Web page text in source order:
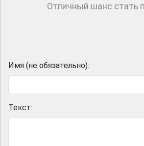
Отличный шанс стать
Имя (не обязательно):
Текст: